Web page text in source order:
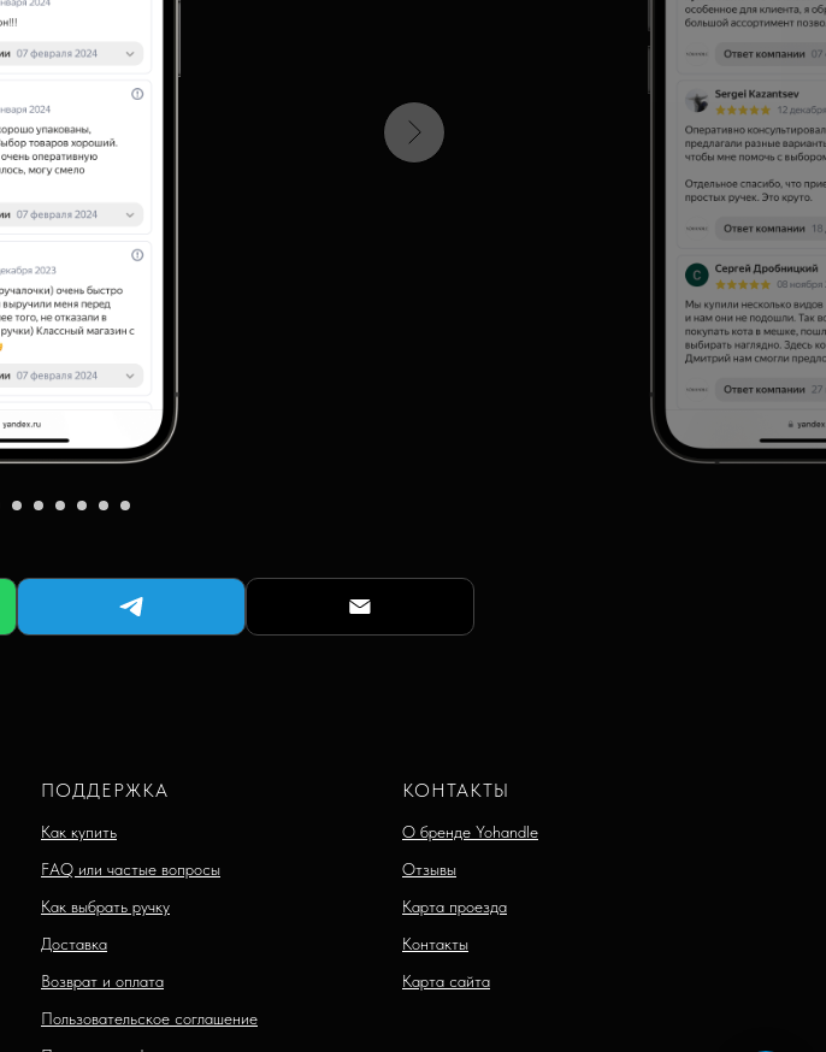
ПОДДЕРЖКА
Как купить
FAQ или частые вопросы
Как выбрать ручку
Доставка
Возврат и оплата
Пользовательское соглашение
КОНТАКТЫ
О бренде Yohandle
Отзывы
Карта проезда
Контакты
Карта сайта